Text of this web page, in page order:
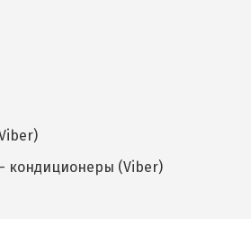
кондиционеры (Viber)